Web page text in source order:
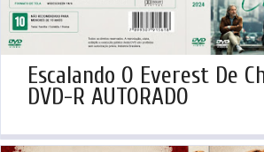
Escalando O Everest De
DVD-R AUTORADO